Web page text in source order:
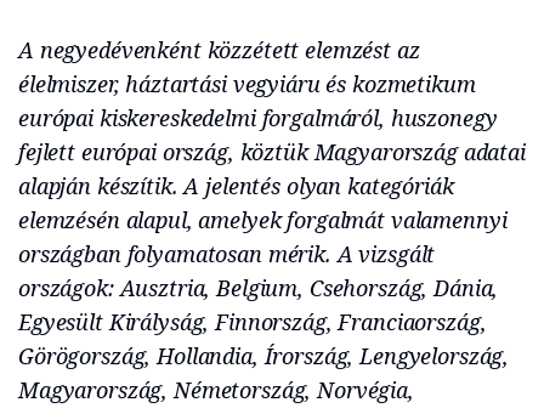
A negyedévenként közzétett elemzést az
élelmiszer, háztartási vegyiáru és kozmetikum
európai kiskereskedelmi forgalmáról, huszonegy
fejlett európai ország, köztük Magyarország adatai
alapján készítik. A jelentés olyan kategóriák
elemzésén alapul, amelyek forgalmát valamennyi
országban folyamatosan mérik. A vizsgált
országok: Ausztria, Belgium, Csehország, Dánia,
Egyesült Királyság, Finnország, Franciaország,
Görögország, Hollandia, Írország, Lengyelország,
Magyarország, Németország, Norvégia,